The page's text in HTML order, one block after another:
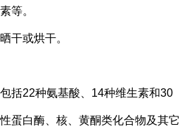
等。
干或烘干。
括22种氨基酸、14种维生素和30
蛋白酶、核、黄酮类化合物及其它